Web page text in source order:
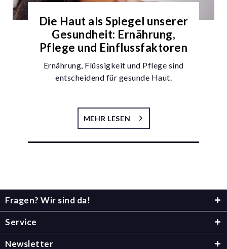
Die Haut als Spiegel unserer
Gesundheit: Ernährung,
Pflege und Einflussfaktoren
Ernährung, Flüssigkeit und Pflege sind
entscheidend für gesunde Haut.
MEHR LESEN
Fragen? Wir sind da!
Service
Newsletter